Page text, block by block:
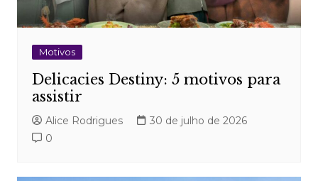
Motivos
Delicacies Destiny: 5 motivos para
assistir
Alice Rodrigues
30 de julho de 2026
0